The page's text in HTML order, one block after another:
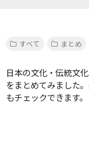
すべて
まとめ
日本の文化・伝統文
をまとめてみました
もチェックできます。